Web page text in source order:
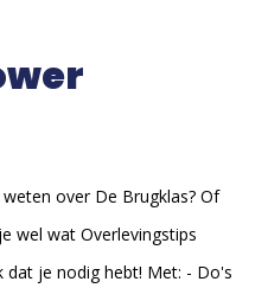
over De Brugklas? Of
wel wat Overlevingstips
dat je nodig hebt! Met: - Do's